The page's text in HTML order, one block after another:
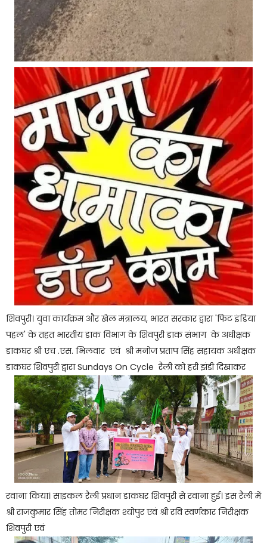
शिवपुरी। युवा कार्यक्रम और खेल मंत्रालय, भारत सरकार द्वारा 'फिट इंडिया
पहल' के तहत भारतीय डाक विभाग के शिवपुरी डाक संभाग के अधीक्षक
डाकघर श्री एच .एस. भिलवार एवं श्री मनोज प्रताप सिंह सहायक अधीक्षक
डाकघर शिवपुरी द्वारा Sundays On Cycle रैली को हरी झंडी दिखाकर
रवाना किया। साइकल रैली प्रधान डाकघर शिवपुरी से रवाना हुई। इस रैली में
श्री राजकुमार सिंह तोमर निरीक्षक श्योपुर एवं श्री रवि स्वर्णकार निरीक्षक
शिवपुरी एवं